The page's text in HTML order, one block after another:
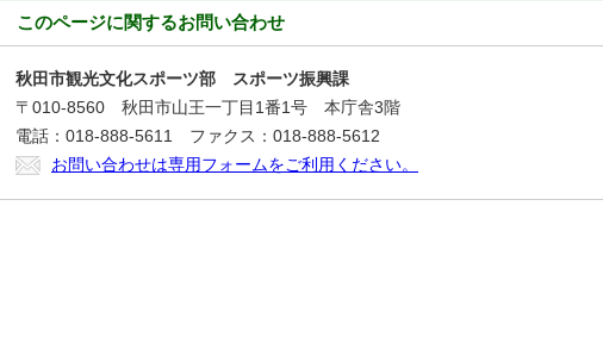
このページに関するお問い合わせ
秋田市観光文化スポーツ部 スポーツ振興課
〒010-8560 秋田市山王一丁目1番1号 本庁舎3階
電話：018-888-5611 ファクス：018-888-5612
お問い合わせは専用フォームをご利用ください。